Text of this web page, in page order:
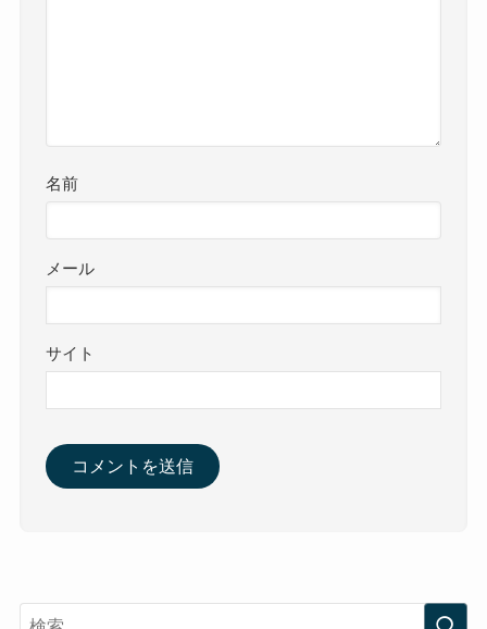
名前
メール
サイト